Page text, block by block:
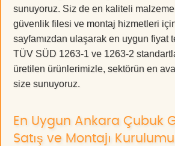
sunuyoruz. Siz de en kaliteli
güvenlik filesi ve montaj hizmetleri
sayfamızdan ulaşarak en uygun fiyat
TÜV SÜD 1263-1 ve 1263-2
üretilen ürünlerimizle, sektörün en
size sunuyoruz.
En Uygun Ankara Çubuk
Satış ve Montajı